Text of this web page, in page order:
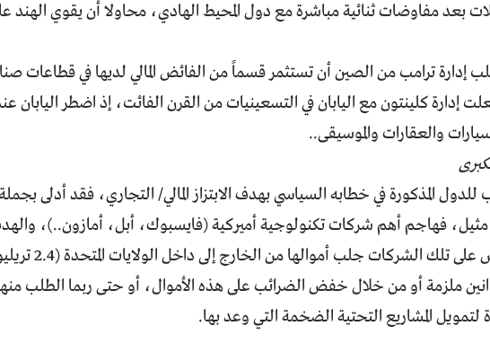
بعد مفاوضات ثنائية مباشرة مع دول المحيط الهادي، محاولا أن يقوي الهند
إدارة ترامب من الصين أن تستثمر قسماً من الفائض المالي لديها في قطاعات
إدارة كلينتون مع اليابان في التسعينيات من القرن الفائت، إذ اضطر اليابان
والعقارات والموسيقى..
المذكورة في خطابه السياسي بهدف الابتزاز المالي/ التجاري، فقد أدلى
مثيل، فهاجم أهم شركات تكنولوجية أميركية (فايسبوك، أبل، أمازون..)،
المعلَن لذلك هو أن يفرض على تلك الشركات جلب أموالها من
ملزمة أو من خلال خفض الضرائب على هذه الأموال، أو حتى ربما الطلب
المشاريع التحتية الضخمة التي وعد بها.